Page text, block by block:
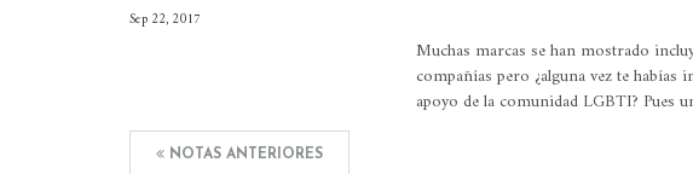
Sep 22, 2017
Muchas marcas se han mostrado
compañías pero ¿alguna vez te
apoyo de la comunidad LGBTI? Pues
NOTAS ANTERIORES